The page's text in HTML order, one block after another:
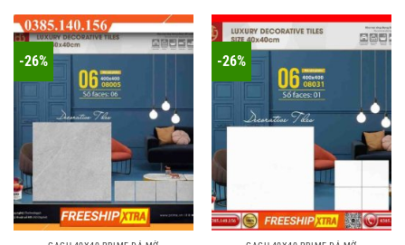
-26% -26%